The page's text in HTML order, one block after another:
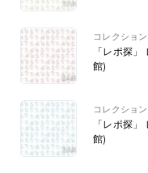
コレクショ
「レポ探
館)
コレクショ
「レポ探
館)